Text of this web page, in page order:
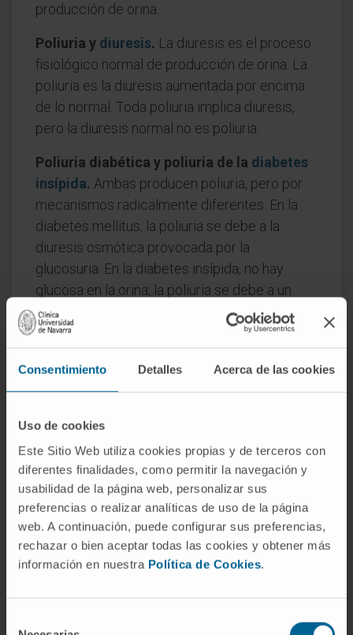
Consentimiento Detalles Acerca de las cookies
Uso de cookies
Este Sitio Web utiliza cookies propias y de terceros con
diferentes finalidades, como permitir la navegación y
usabilidad de la página web, personalizar sus
preferencias o realizar analíticas de uso de la página
web. A continuación, puede configurar sus preferencias,
rechazar o bien aceptar todas las cookies y obtener más
información en nuestra Política de Cookies.
producción de orina.
Poliuria y diuresis. La diuresis es el proceso
fisiológico normal de producción de orina. La
poliuria es la diuresis aumentada por encima
de lo normal. Toda poliuria implica diuresis,
pero la diuresis normal no es poliuria.
Poliuria diabética y poliuria de la diabetes
insípida. Ambas producen poliuria, pero por
mecanismos radicalmente diferentes. En la
diabetes mellitus, la poliuria se debe a la
diuresis osmótica provocada por la
glucosuria. En la diabetes insípida, no hay
glucosa en la orina; la poliuria se debe a un
defecto en la concentración de la orina por
déficit o resistencia a la hormona antidiurética.
La orina de la diabetes mellitus contiene
glucosa ("orina dulce", de ahí
mellitus, del latín
mel, "miel"); la de la diabetes insípida es muy
diluida y carece de sabor ("insípida").
Preguntas frecuentes
¿De dónde viene la palabra
"poliuria"?
Del griego πολύς (polýs ), "mucho", y οὖρον
(oûron), "orina". Literalmente, "mucha orina". El
signos clásicos de la diabetes: polidipsia